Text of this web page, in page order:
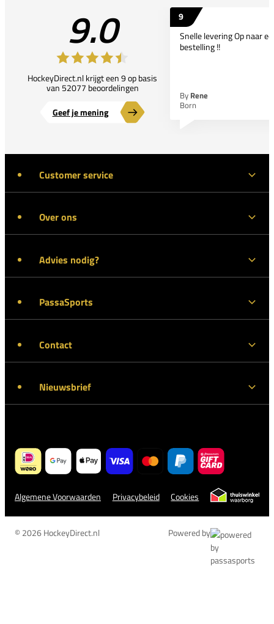
9.0
HockeyDirect.nl krijgt een 9 op basis
van 52077 beoordelingen
Geef je mening
9
Snelle levering Op naar
bestelling !!
By Rene
Born
Customer service
Over ons
Advies nodig?
PassaSports
Contact
Nieuwsbrief
Algemene Voorwaarden Privacybeleid Cookies
© 2026 HockeyDirect.nl Powered by